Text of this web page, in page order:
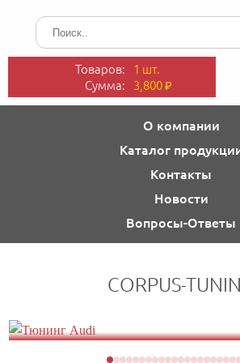
Товаров: 1 шт.
Сумма: 3,800₽
О компании
Каталог
Контакты
Новости
Вопросы-Ответы
CORPUS- ЗАДНИЕ
И
НА